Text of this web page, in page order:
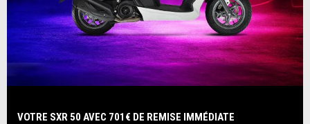
VOTRE SXR 50 AVEC 701€ DE REMISE IMMÉDIATE